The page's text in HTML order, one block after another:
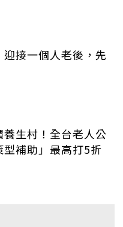
迎接一個人老後，先
養生村！全台老人公
型補助」最高打5折